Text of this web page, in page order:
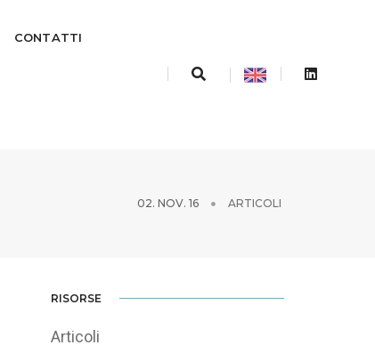
CONTATTI
02. NOV. 16 ARTICOLI
RISORSE
Articoli